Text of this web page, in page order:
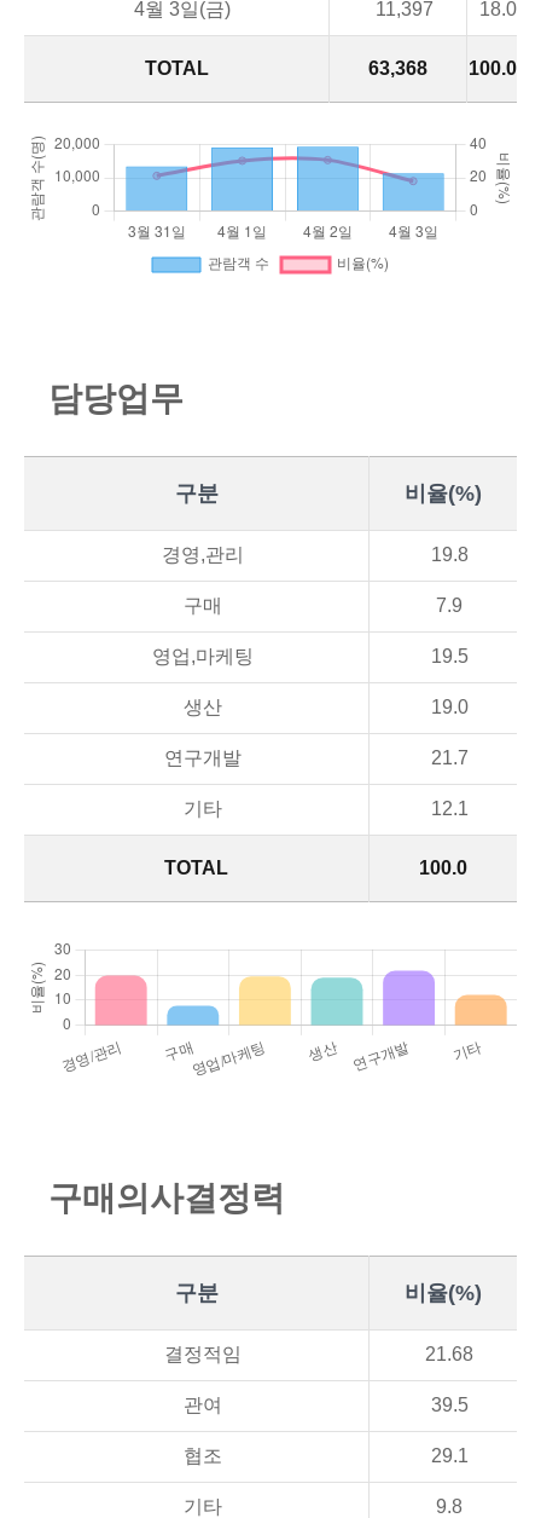
TOTAL 63,368 100.0
4월 3일(금) 11,397 18.0
담당업 무
구분 비율(%)
TOTAL 100.0
경영,관리 19.8
구매 7.9
영업,마케팅 19.5
생산 19.0
연구개발 21.7
기타 12.1
구매 의 사결정력
구분 비율(%)
결정적임 21.68
관여 39.5
협조 29.1
기타 9.8